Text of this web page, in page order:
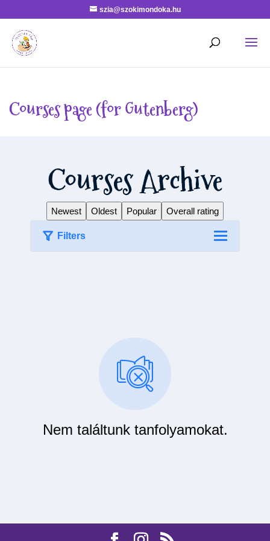
szia@szokimondoka.hu
Courses page (for Gutenberg)
Courses Archive
Newest Oldest Popular Overall rating
Filters
Nem találtunk tanfolyamokat.